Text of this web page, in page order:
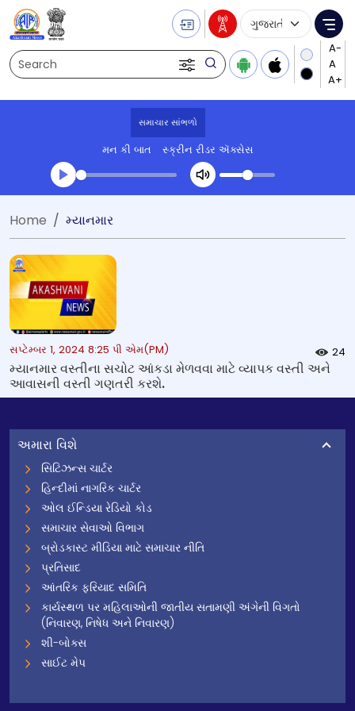
Search
Language
સમાચાર સાંભળો
મન કી બાત સ્ક્રીન રીડર ઍક્સેસ
Transcript summary
Home મ્યાનમાર
સપ્ટેમ્બર 1, 2024 8:25 પી એમ(PM) 24
મ્યાનમાર વસ્તીના સચોટ આંકડા મેળવવા માટે વ્યાપક વસ્તી અને
આવાસની વસ્તી ગણતરી કરશે.
અમારા વિશે
સિટિઝન્સ ચાર્ટર
હિન્દીમાં નાગરિક ચાર્ટર
ઓલ ઈન્ડિયા રેડિયો કોડ
સમાચાર સેવાઓ વિભાગ
બ્રોડકાસ્ટ મીડિયા માટે સમાચાર નીતિ
પ્રતિસાદ
આંતરિક ફરિયાદ સમિતિ
કાર્યસ્થળ પર મહિલાઓની જાતીય સતામણી અંગેની વિગતો
(નિવારણ, નિષેધ અને નિવારણ)
શી-બોક્સ
સાઈટ મેપ